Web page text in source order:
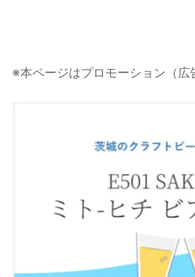
※本ページはプロモーション（広